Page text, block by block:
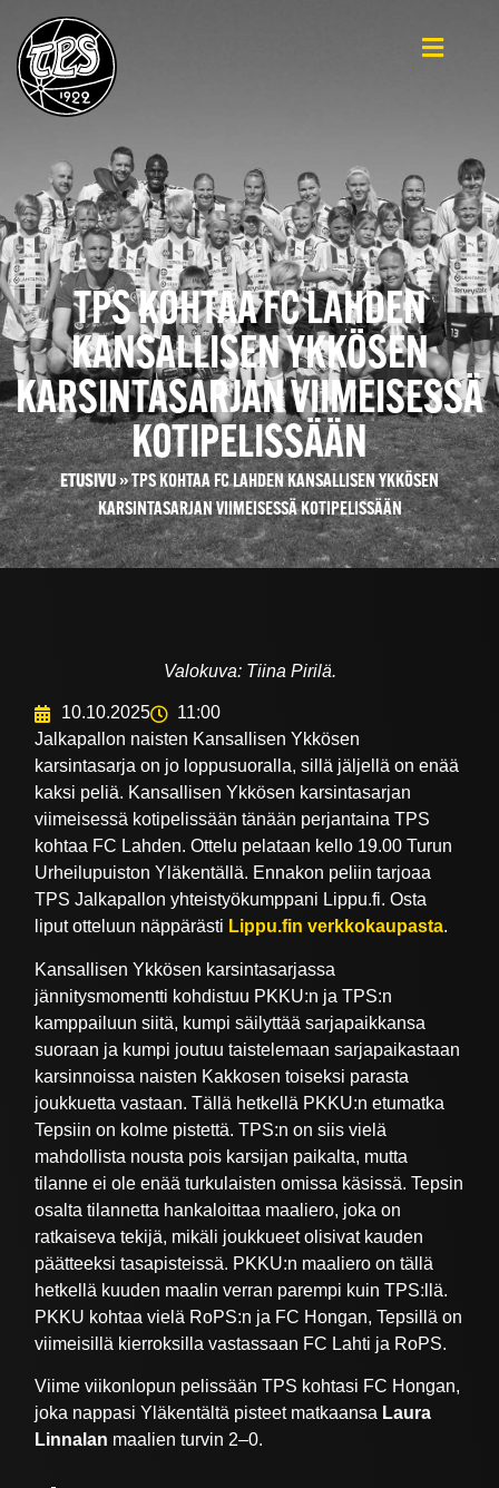
TPS KOHTAA FC LAHDEN
KANSALLISEN YKKÖSEN
KARSINTASARJAN VIIMEISESSÄ
KOTIPELISSÄÄN
ETUSIVU»TPS KOHTAA FC LAHDEN KANSALLISEN YKKÖSEN
KARSINTASARJAN VIIMEISESSÄ KOTIPELISSÄÄN
Valokuva: Tiina Pirilä.
10.10.2025
11:00
Jalkapallon naisten Kansallisen Ykkösen
karsintasarja on jo loppusuoralla, sillä jäljellä on enää
kaksi peliä. Kansallisen Ykkösen karsintasarjan
viimeisessä kotipelissään tänään perjantaina TPS
kohtaa FC Lahden. Ottelu pelataan kello 19.00 Turun
Urheilupuiston Yläkentällä. Ennakon peliin tarjoaa
TPS Jalkapallon yhteistyökumppani Lippu.fi. Osta
liput otteluun näppärästi Lippu.fin verkkokaupasta.
Kansallisen Ykkösen karsintasarjassa
jännitysmomentti kohdistuu PKKU:n ja TPS:n
kamppailuun siitä, kumpi säilyttää sarjapaikkansa
suoraan ja kumpi joutuu taistelemaan sarjapaikastaan
karsinnoissa naisten Kakkosen toiseksi parasta
joukkuetta vastaan. Tällä hetkellä PKKU:n etumatka
Tepsiin on kolme pistettä. TPS:n on siis vielä
mahdollista nousta pois karsijan paikalta, mutta
tilanne ei ole enää turkulaisten omissa käsissä. Tepsin
osalta tilannetta hankaloittaa maaliero, joka on
ratkaiseva tekijä, mikäli joukkueet olisivat kauden
päätteeksi tasapisteissä. PKKU:n maaliero on tällä
hetkellä kuuden maalin verran parempi kuin TPS:llä.
PKKU kohtaa vielä RoPS:n ja FC Hongan, Tepsillä on
viimeisillä kierroksilla vastassaan FC Lahti ja RoPS.
Viime viikonlopun pelissään TPS kohtasi FC Hongan,
joka nappasi Yläkentältä pisteet matkaansa Laura
Linnalan maalien turvin 2–0.